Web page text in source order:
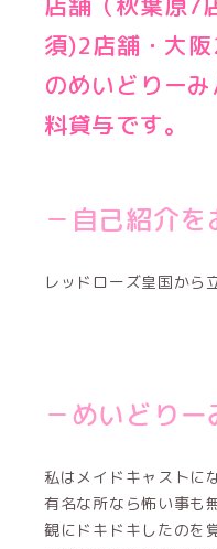
須)2店舗 ・大
のめいどりー
料貸与です。
－自己紹介を
レッドローズ皇国から
－めいどり
私はメイドキャストに
有名な所なら怖い事も
観にドキドキしたのを